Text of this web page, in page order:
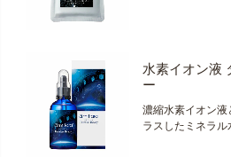
水素イオン液
ー
濃縮水素イオン
ラスしたミネラル